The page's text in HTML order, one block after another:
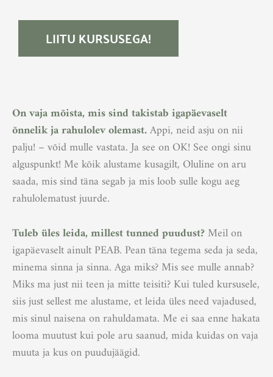
LIITU KURSUSEGA!
On vaja mõista, mis sind takistab igapäevaselt
õnnelik ja rahulolev olemast.Appi, neid asju on nii
palju! – võid mulle vastata. Ja see on OK! See ongi sinu
alguspunkt! Me kõik alustame kusagilt, Oluline on aru
saada, mis sind täna segab ja mis loob sulle kogu aeg
rahulolematust juurde.
Tuleb üles leida, millest tunned puudust?Meil on
igapäevaselt ainult PEAB. Pean täna tegema seda ja seda,
minema sinna ja sinna. Aga miks? Mis see mulle annab?
Miks ma just nii teen ja mitte teisiti? Kui tuled kursusele,
siis just sellest me alustame, et leida üles need vajadused,
mis sinul naisena on rahuldamata. Me ei saa enne hakata
looma muutust kui pole aru saanud, mida kuidas on vaja
muuta ja kus on puudujäägid.